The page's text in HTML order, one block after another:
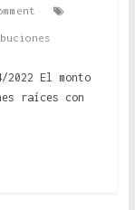
2022 El monto
raíces con